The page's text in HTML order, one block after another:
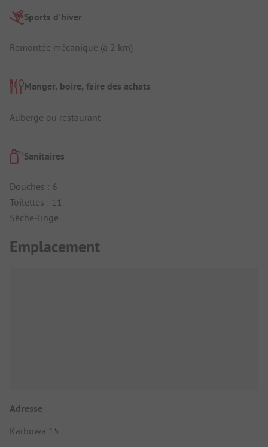
Sports d'hiver
Remontée mécanique (à 2 km)
Manger, boire, faire des achats
Auberge ou restaurant
Sanitaires
Douches : 6
Toilettes : 11
Sèche-linge
Emplacement
Adresse
Karbowa 15